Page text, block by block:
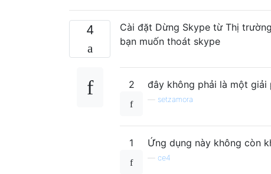
4
Cài đặt Dừng Skype từ Thị
bạn muốn thoát skype
2 đây không phải là một giải
setzamora
1 Ứng dụng này không còn
ce4